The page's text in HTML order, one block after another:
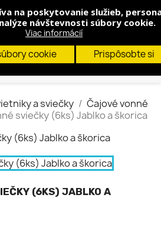
na poskytovanie služieb,
návštevnosti súbory cookie.
Viac informácií
cookie Prispôsobte si
(0)

a sviečky
Čajové vonné
sviečky (6ks) Jablko a škorica
(6KS) JABLKO A